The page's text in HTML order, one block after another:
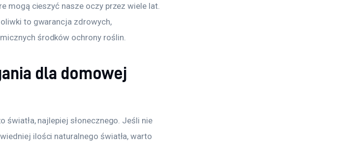
mogą cieszyć nasze oczy przez wiele lat.
to gwarancja zdrowych,
środków ochrony roślin.
dla domowej
najlepiej słonecznego. Jeśli nie
ilości naturalnego światła, warto